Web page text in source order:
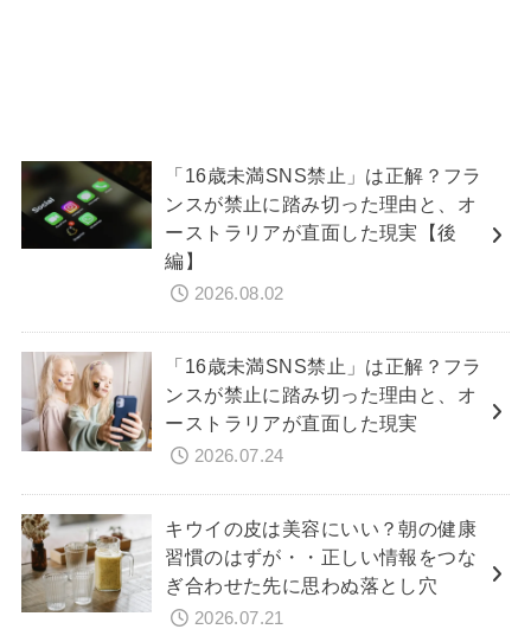
「16歳未満SNS禁止」は正解？フラ
ンスが禁止に踏み切った理由と、オ
ーストラリアが直面した現実【後
編】
2026.08.02
「16歳未満SNS禁止」は正解？フラ
ンスが禁止に踏み切った理由と、オ
ーストラリアが直面した現実
2026.07.24
キウイの皮は美容にいい？朝の健康
習慣のはずが・・正しい情報をつな
ぎ合わせた先に思わぬ落とし穴
2026.07.21